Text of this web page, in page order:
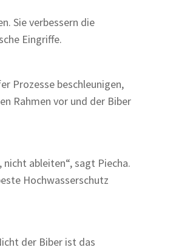
Sie verbessern die
Eingriffe.
Prozesse beschleunigen,
Rahmen vor und der Biber
ableiten“, sagt Piecha.
Hochwasserschutz
der Biber ist das